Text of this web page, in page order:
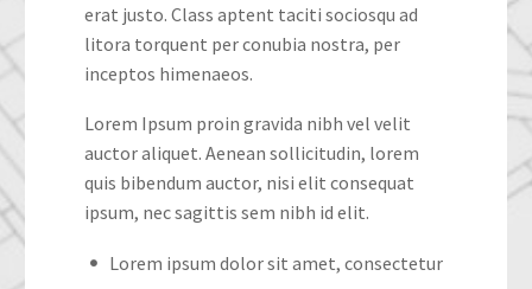
erat justo. Class aptent taciti sociosqu ad
litora torquent per conubia nostra, per
inceptos himenaeos.
Lorem Ipsum proin gravida nibh vel velit
auctor aliquet. Aenean sollicitudin, lorem
quis bibendum auctor, nisi elit consequat
ipsum, nec sagittis sem nibh id elit.
Lorem ipsum dolor sit amet, consectetur